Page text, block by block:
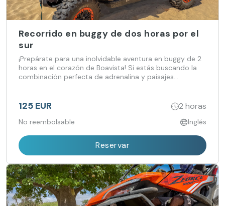
Recorrido en buggy de dos horas por el
sur
¡Prepárate para una inolvidable aventura en buggy de 2
horas en el corazón de Boavista! Si estás buscando la
combinación perfecta de adrenalina y paisajes
125 EUR 2 horas
No reembolsable Inglés
Reservar